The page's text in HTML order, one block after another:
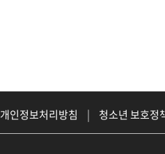
개인정보처리방침 |
청소년 보호정